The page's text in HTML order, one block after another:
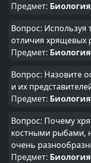
Предмет:
Вопрос: Используя
отличия хрящевых
Предмет:
Вопрос: Назовите
и их
Предмет:
Вопрос: Почему
костными рыбами,
очень
Предмет: